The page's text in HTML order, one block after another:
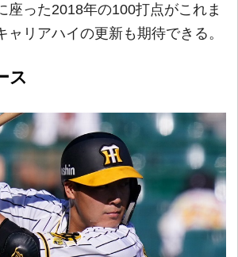
座った2018年の100打点がこれま
ャリアハイの更新も期待できる。
ス